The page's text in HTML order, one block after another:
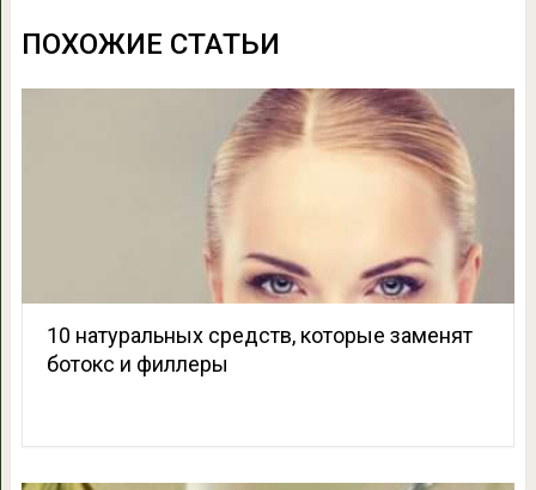
ПОХОЖИЕ СТАТЬИ
10 натуральных средств, которые заменят
ботокс и филлеры